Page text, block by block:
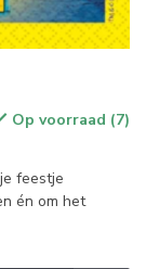
Op voorraad (7)
feestje
én om het